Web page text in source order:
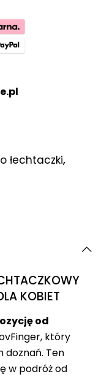
łechtaczki,
KOBIET
od
który
doznań. Ten
w podróż od